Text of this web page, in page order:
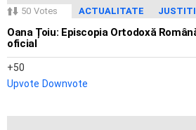
50 Votes ACTUALITATE
Oana Țoiu: Episcopia Ortodoxă
oficial
50
Upvote Downvote